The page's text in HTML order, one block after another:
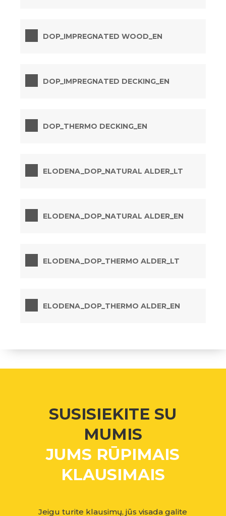
DOP_IMPREGNATED WOOD_EN
DOP_IMPREGNATED DECKING_EN
DOP_THERMO DECKING_EN
ELODENA_DOP_NATURAL ALDER_LT
ELODENA_DOP_NATURAL ALDER_EN
ELODENA_DOP_THERMO ALDER_LT
ELODENA_DOP_THERMO ALDER_EN
SUSISIEKITE SU
MUMIS
JUMS RŪPIMAIS
KLAUSIMAIS
Jeigu turite klausimų, jūs visada galite